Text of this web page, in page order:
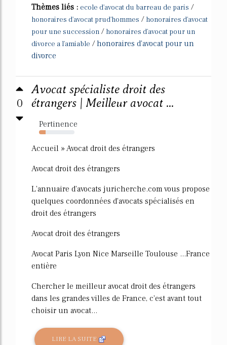
Thèmes liés : ecole d'avocat du barreau de paris /
honoraires d'avocat prud'hommes / honoraires d'avocat
pour une succession / honoraires d'avocat pour un
divorce a l'amiable /honoraires d'avocat pour un
divorce
0
Avocat spécialiste droit des
étrangers | Meilleur avocat ...
Pertinence
18%
Accueil » Avocat droit des étrangers
Avocat droit des étrangers
L'annuaire d'avocats juricherche.com vous propose
quelques coordonnées d'avocats spécialisés en
droit des étrangers
Avocat droit des étrangers
Avocat Paris Lyon Nice Marseille Toulouse ...France
entière
Chercher le meilleur avocat droit des étrangers
dans les grandes villes de France, c'est avant tout
choisir un avocat...
LIRE LA SUITE